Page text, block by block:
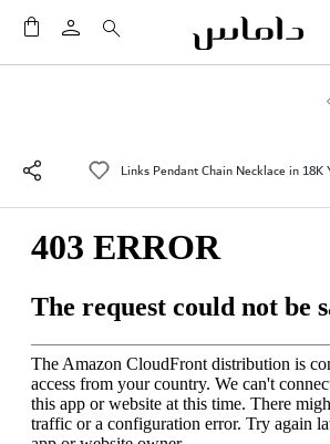
Links Pendant Chain Necklace in